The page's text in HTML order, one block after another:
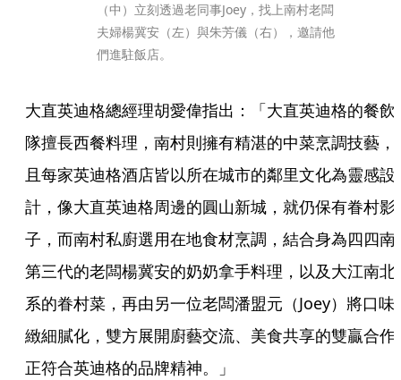
（中）立刻透過老同事Joey，找上南村老闆
夫婦楊冀安（左）與朱芳儀（右），邀請他
們進駐飯店。
大直英迪格總經理胡愛偉指出：「大直英迪格的餐飲
隊擅長西餐料理，南村則擁有精湛的中菜烹調技藝，
且每家英迪格酒店皆以所在城市的鄰里文化為靈感設
計，像大直英迪格周邊的圓山新城，就仍保有眷村影
子，而南村私廚選用在地食材烹調，結合身為四四南
第三代的老闆楊冀安的奶奶拿手料理，以及大江南北
系的眷村菜，再由另一位老闆潘盟元（Joey）將口味
緻細膩化，雙方展開廚藝交流、美食共享的雙贏合作
正符合英迪格的品牌精神。」